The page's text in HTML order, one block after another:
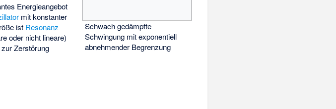
Schwach gedämpfte
Schwingung mit exponentiell
abnehmender Begrenzung
Energieangebot
mit konstanter
ist Resonanz
oder nicht lineare)
Zerstörung